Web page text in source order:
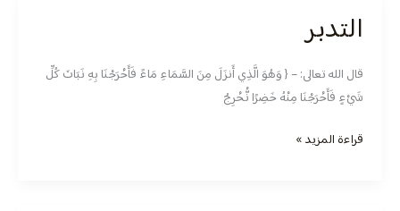
التدبر
قال الله تعالى: – { وَهُوَ الَّذِي أَنزَلَ مِنَ السَّمَاءِ مَاءً فَأَخْرَجْنَا بِهِ نَبَاتَ كُلِّ
شَيْءٍ فَأَخْرَجْنَا مِنْهُ خَضِرًا نُّخْرِجُ
التدبر
قراءة المزيد »